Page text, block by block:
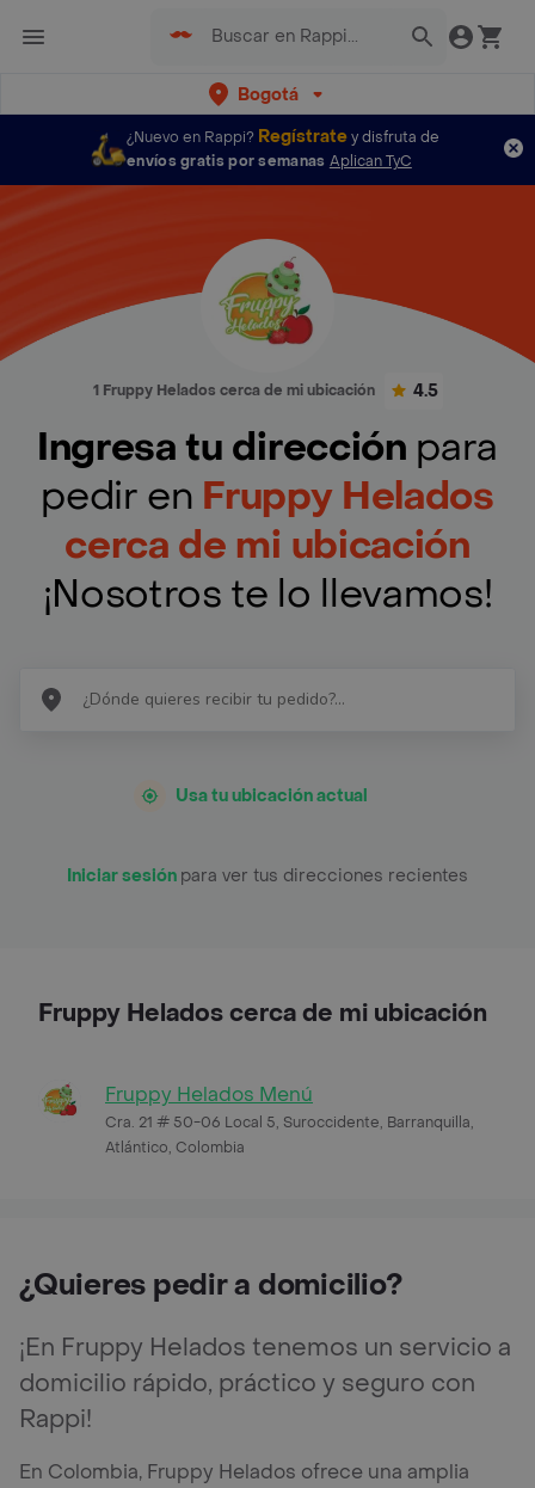
Bogotá
¿Nuevo en Rappi? Regístratey disfruta de
envíos gratis por semanas Aplican TyC
1 Fruppy Helados cerca de mi ubicación 4.5
Ingresa tu dirección para
pedir en Fruppy Helados
cerca de mi ubicación
¡Nosotros te lo llevamos!
Usa tu ubicación actual
Iniciar sesión para ver tus direcciones recientes
Fruppy Helados cerca de mi ubicación
Fruppy Helados Menú
Cra. 21 # 50-06 Local 5, Suroccidente, Barranquilla,
Atlántico, Colombia
¿Quieres pedir a domicilio?
¡En Fruppy Helados tenemos un servicio a
domicilio rápido, práctico y seguro con
Rappi!
En Colombia, Fruppy Helados ofrece una amplia